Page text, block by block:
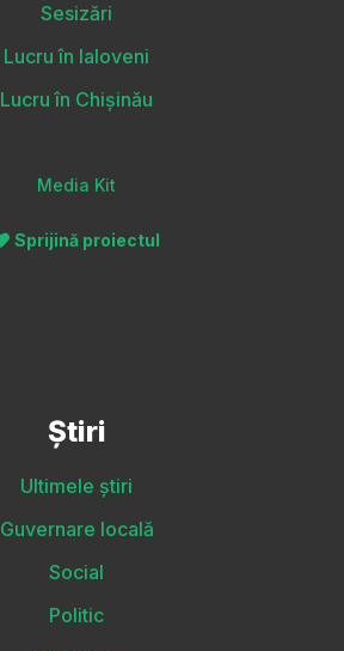
Sesizări
Lucru în Ialoveni
Lucru în Chișinău
Media Kit
Sprijină proiectul
Știri
Ultimele știri
Guvernare locală
Social
Politic